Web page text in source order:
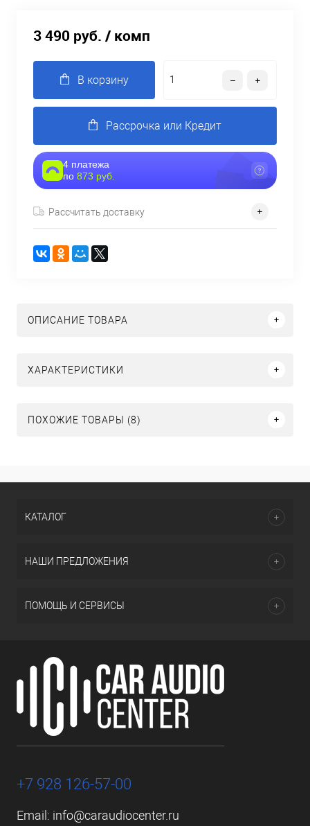
3 490 руб. / комп
В корзину
Рассрочка или Кредит
4 платежа
по 873 руб.
Рассчитать доставку
ОПИСАНИЕ ТОВАРА
ХАРАКТЕРИСТИКИ
ПОХОЖИЕ ТОВАРЫ (8)
КАТАЛОГ
НАШИ ПРЕДЛОЖЕНИЯ
ПОМОЩЬ И СЕРВИСЫ
+7 928 126-57-00
Email: info@caraudiocenter.ru